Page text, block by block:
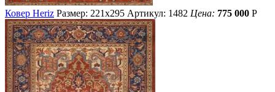
Ковер Heriz Размер: 221х295 Артикул: 1482 Цена: 775 000 Р